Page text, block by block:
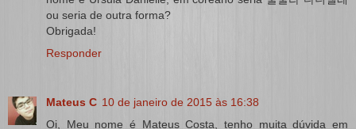
ou seria de outra forma?
Obrigada!
Responder
Mateus C 10 de janeiro de 2015 às 16:38
Oi, Meu nome é Mateus Costa, tenho muita dúvida em